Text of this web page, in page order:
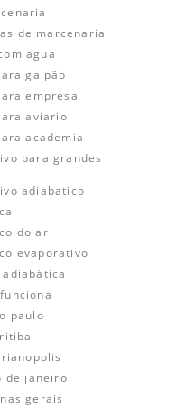
de marcenaria
agua
galpão
empresa
aviario
academia
para grandes
adiabatico
do ar
evaporativo
paulo
de janeiro
gerais